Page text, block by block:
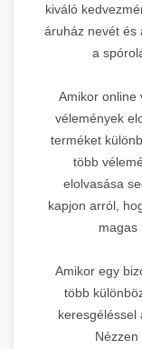
kiváló
áruház nevét és
a
Amikor online
vélemények
terméket
több
elolvasása
kapjon arról,
magas
Amikor egy
több
keresgéléssel